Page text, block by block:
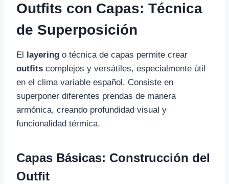
Outfits con Capas: Técnica
de Superposición
El layering o técnica de capas permite crear
outfits complejos y versátiles, especialmente útil
en el clima variable español. Consiste en
superponer diferentes prendas de manera
armónica, creando profundidad visual y
funcionalidad térmica.
Capas Básicas: Construcción del
Outfit